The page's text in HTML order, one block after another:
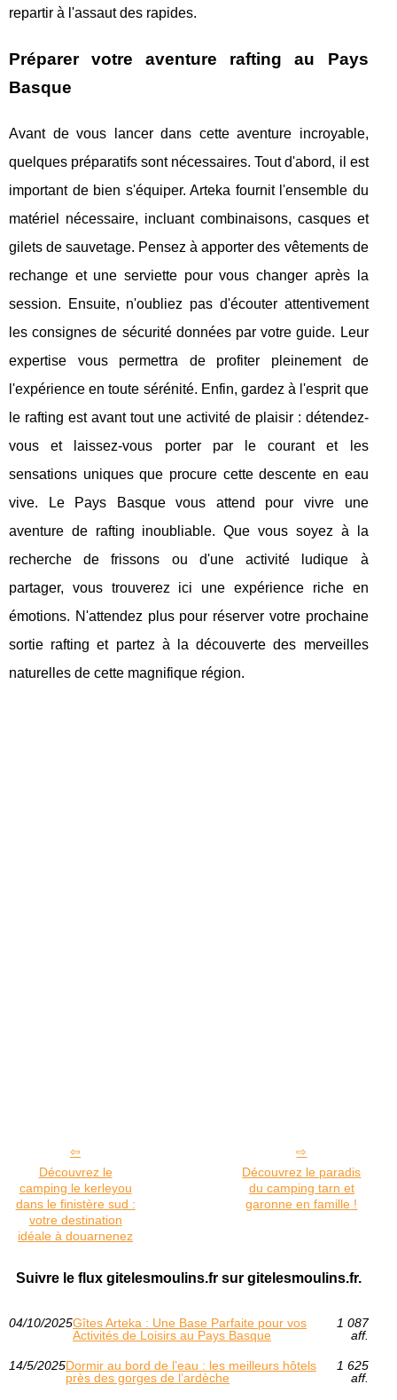
repartir à l'assaut des rapides.
Préparer votre aventure rafting au Pays
Basque
Avant de vous lancer dans cette aventure incroyable,
quelques préparatifs sont nécessaires. Tout d'abord, il est
important de bien s'équiper. Arteka fournit l'ensemble du
matériel nécessaire, incluant combinaisons, casques et
gilets de sauvetage. Pensez à apporter des vêtements de
rechange et une serviette pour vous changer après la
session. Ensuite, n'oubliez pas d'écouter attentivement
les consignes de sécurité données par votre guide. Leur
expertise vous permettra de profiter pleinement de
l'expérience en toute sérénité. Enfin, gardez à l'esprit que
le rafting est avant tout une activité de plaisir : détendez-
vous et laissez-vous porter par le courant et les
sensations uniques que procure cette descente en eau
vive. Le Pays Basque vous attend pour vivre une
aventure de rafting inoubliable. Que vous soyez à la
recherche de frissons ou d'une activité ludique à
partager, vous trouverez ici une expérience riche en
émotions. N'attendez plus pour réserver votre prochaine
sortie rafting et partez à la découverte des merveilles
naturelles de cette magnifique région.
Découvrez le
camping le kerleyou
dans le finistère sud :
votre destination
idéale à douarnenez
Découvrez le paradis
du camping tarn et
garonne en famille !
Suivre le flux gitelesmoulins.fr sur gitelesmoulins.fr.
04/10/2025Gîtes Arteka : Une Base Parfaite pour vos
Activités de Loisirs au Pays Basque
1 087
aff.
14/5/2025Dormir au bord de l’eau : les meilleurs hôtels
près des gorges de l’ardèche
1 625
aff.